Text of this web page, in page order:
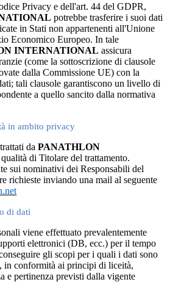
Privacy e dell'art. 44 del GDPR,
potrebbe trasferire i suoi dati
in Stati non appartenenti all'Unione
Economico Europeo. In tale
INTERNATIONAL assicura
(come la sottoscrizione di clausole
dalla Commissione UE) con la
tali clausole garantiscono un livello di
a quello sancito dalla normativa
in ambito privacy
da PANATHLON
di Titolare del trattamento.
sui nominativi dei Responsabili del
richieste inviando una mail al seguente
di dati
viene effettuato prevalentemente
elettronici (DB, ecc.) per il tempo
gli scopi per i quali i dati sono
in conformità ai principi di liceità,
e pertinenza previsti dalla vigente